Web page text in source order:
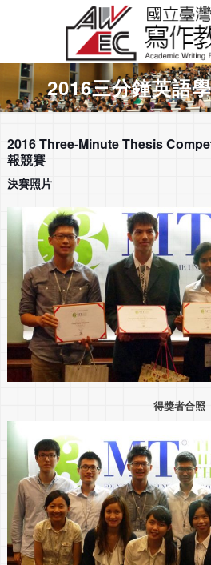
2016三分鐘英語
2016 Three-Minute Thesis
報競賽
決賽照片
得獎者合照